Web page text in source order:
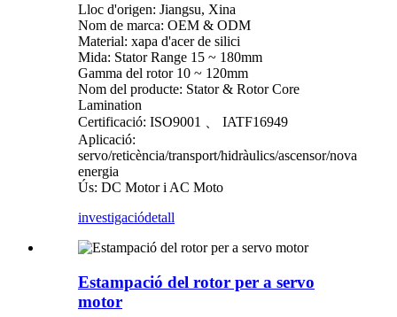
Lloc d'origen: Jiangsu, Xina
Nom de marca: OEM & ODM
Material: xapa d'acer de silici
Mida: Stator Range 15 ~ 180mm
Gamma del rotor 10 ~ 120mm
Nom del producte: Stator & Rotor Core
Lamination
Certificació: ISO9001 、 IATF16949
Aplicació:
servo/reticència/transport/hidràulics/ascensor/nova
energia
Ús: DC Motor i AC Moto
investigaciódetall
Estampació del rotor per a servo
motor